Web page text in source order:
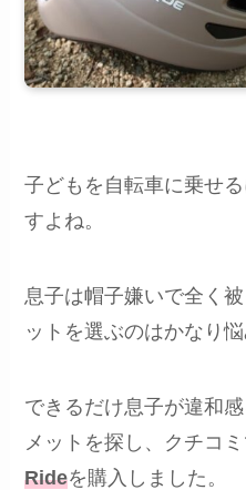
子どもを自転車に乗せ
すよね。
息子は帽子嫌いで全く
ットを選ぶのはかなり悩
できるだけ息子が違和
メットを探し、クチコ
Rideを購入しました。